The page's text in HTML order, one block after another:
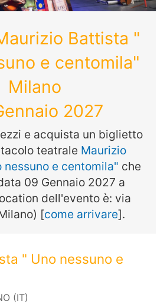
Battista "
e centomila"
Milano
2027
e acquista un biglietto
teatrale Maurizio
nessuno e centomila" che
09 Gennaio 2027 a
dell'evento è: via
[come arrivare].
" Uno nessuno e
(IT)